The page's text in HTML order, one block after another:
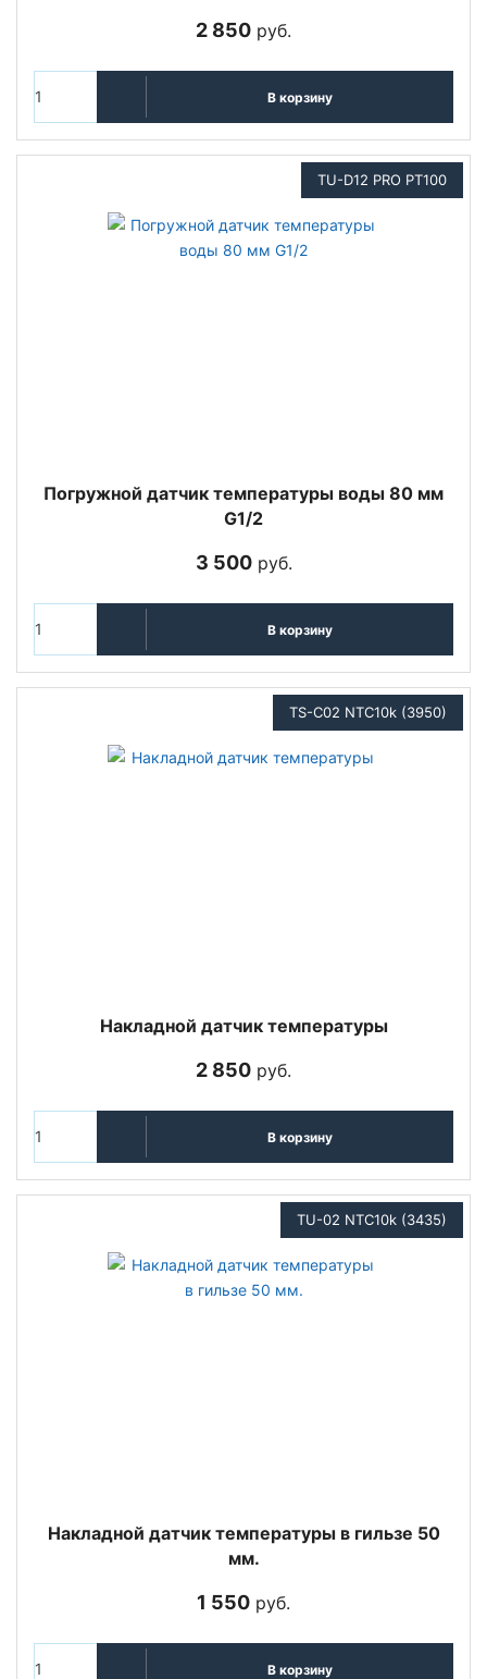
2 850 руб.
В корзину
TU-D12 PRO PT100
Погружной датчик температуры воды 80 мм
G1/2
3 500руб.
В корзину
TS-C02 NTC10k (3950)
Накладной датчик температуры
2 850 руб.
В корзину
TU-02 NTC10k (3435)
Накладной датчик температуры в гильзе 50
мм.
1 550 руб.
В корзину